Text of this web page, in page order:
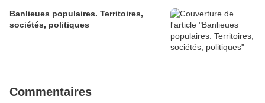
Banlieues populaires. Territoires,
sociétés, politiques
Commentaires